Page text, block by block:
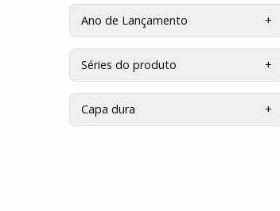
Ano de Lançamento
Séries do produto
Capa dura